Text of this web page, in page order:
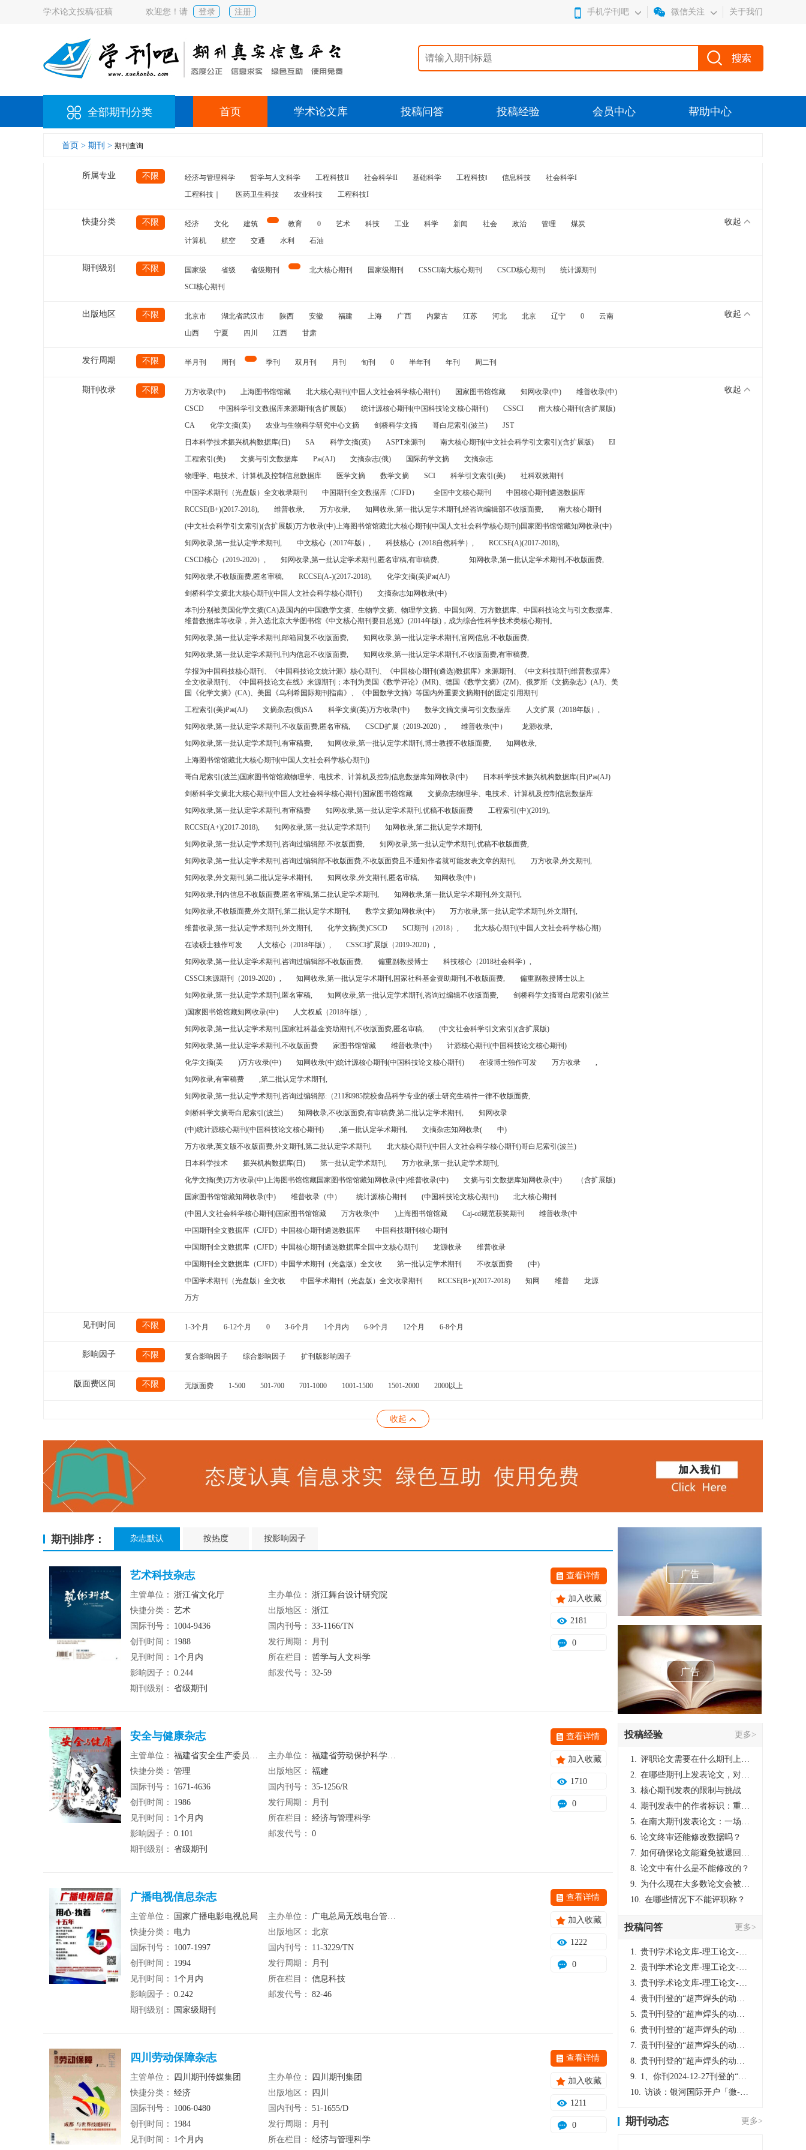
学术论文投稿/征稿 欢迎您！请 登录 注册 手机学刊吧 微信关注 关于我们
全部期刊分类 首页 学术论文库 投稿问答 投稿经验 会员中心 帮助中心
首页 > 期刊 > 期刊查询
所属专业 不限 经济与管理科学 哲学与人文科学 工程科技II 社会科学II 基础科学 工程科技‖ 信息科技
社会科学I
工程科技｜
医药卫生科技 农业科技 工程科技I
快捷分类 不限 经济 文化 建筑 教育 0 艺术 科技 工业 科学 新闻 社会 政治 管理
煤炭
计算机
航空 交通 水利 石油
收起
期刊级别 不限 国家级 省级 省级期刊 北大核心期刊 国家级期刊 CSSCI南大核心期刊 CSCD核心期刊
统计源期刊
SCI核心期刊
出版地区 不限 北京市 湖北省武汉市 陕西 安徽 福建 上海 广西 内蒙古 江苏 河北 北京 辽宁 0
云南
山西
宁夏 四川 江西 甘肃
收起
发行周期 不限 半月刊 周刊 季刊 双月刊 月刊 旬刊 0 半年刊 年刊 周二刊
期刊收录 不限 万方收录(中) 上海图书馆馆藏 北大核心期刊(中国人文社会科学核心期刊) 国家图书馆馆藏 知网收录(中)
维普收录(中)
CSCD
中国科学引文数据库来源期刊(含扩展版) 统计源核心期刊(中国科技论文核心期刊) CSSCI
南大核心期刊(含扩展版)
CA
化学文摘(美) 农业与生物科学研究中心文摘 剑桥科学文摘 哥白尼索引(波兰)
JST
日本科学技术振兴机构数据库(日)
SA 科学文摘(英) ASPT来源刊 南大核心期刊(中文社会科学引文索引)(含扩展版)
EI
工程索引(美)
文摘与引文数据库 Pж(AJ) 文摘杂志(俄) 国际药学文摘
文摘杂志
物理学、电技术、计算机及控制信息数据库
医学文摘 数学文摘 SCI 科学引文索引(美)
社科双效期刊
中国学术期刊（光盘版）全文收录期刊
中国期刊全文数据库（CJFD） 全国中文核心期刊
中国核心期刊遴选数据库
RCCSE(B+)(2017-2018),
维普收录, 万方收录, 知网收录,第一批认定学术期刊,经咨询编辑部不收版面费,
南大核心期刊
(中文社会科学引文索引)(含扩展版)万方收录(中)上海图书馆馆藏北大核心期刊(中国人文社会科学核心期刊)国家图书馆馆藏知网收录(中)
知网收录,第一批认定学术期刊,
中文核心（2017年版）, 科技核心（2018自然科学）,
RCCSE(A)(2017-2018),
CSCD核心（2019-2020）,
知网收录,第一批认定学术期刊,匿名审稿,有审稿费,
知网收录,第一批认定学术期刊,不收版面费,
知网收录,不收版面费,匿名审稿,
RCCSE(A-)(2017-2018),
化学文摘(美)Pж(AJ)
剑桥科学文摘北大核心期刊(中国人文社会科学核心期刊)
文摘杂志知网收录(中)
本刊分别被美国化学文摘(CA)及国内的中国数学文摘、生物学文摘、物理学文摘、中国知网、万方数据库、中国科技论文与引文数据库、
维普数据库等收录，并入选北京大学图书馆《中文核心期刊要目总览》(2014年版)，成为综合性科学技术类核心期刊。
知网收录,第一批认定学术期刊,邮箱回复不收版面费,
知网收录,第一批认定学术期刊,官网信息:不收版面费,
知网收录,第一批认定学术期刊,刊内信息不收版面费,
知网收录,第一批认定学术期刊,不收版面费,有审稿费,
学报为中国科技核心期刊、《中国科技论文统计源》核心期刊、《中国核心期刊(遴选)数据库》来源期刊、《中文科技期刊维普数据库》
全文收录期刊、《中国科技论文在线》来源期刊；本刊为美国《数学评论》(MR)、德国《数学文摘》(ZM)、俄罗斯《文摘杂志》(AJ)、美
国《化学文摘》(CA)、美国《乌利希国际期刊指南》、《中国数学文摘》等国内外重要文摘期刊的固定引用期刊
工程索引(美)Pж(AJ)
文摘杂志(俄)SA 科学文摘(英)万方收录(中) 数学文摘文摘与引文数据库
人文扩展（2018年版）,
知网收录,第一批认定学术期刊,不收版面费,匿名审稿,
CSCD扩展（2019-2020）, 维普收录(中）
龙源收录,
知网收录,第一批认定学术期刊,有审稿费,
知网收录,第一批认定学术期刊,博士教授不收版面费,
知网收录,
上海图书馆馆藏北大核心期刊(中国人文社会科学核心期刊)
哥白尼索引(波兰)国家图书馆馆藏物理学、电技术、计算机及控制信息数据库知网收录(中)
日本科学技术振兴机构数据库(日)Pж(AJ)
剑桥科学文摘北大核心期刊(中国人文社会科学核心期刊)国家图书馆馆藏
文摘杂志物理学、电技术、计算机及控制信息数据库
知网收录,第一批认定学术期刊,有审稿费
知网收录,第一批认定学术期刊,优稿不收版面费
工程索引(中)(2019),
RCCSE(A+)(2017-2018),
知网收录,第一批认定学术期刊
知网收录,第二批认定学术期刊,
知网收录,第一批认定学术期刊,咨询过编辑部:不收版面费,
知网收录,第一批认定学术期刊,优稿不收版面费,
知网收录,第一批认定学术期刊,咨询过编辑部不收版面费,不收版面费且不通知作者就可能发表文章的期刊,
万方收录,外文期刊,
知网收录,外文期刊,第二批认定学术期刊,
知网收录,外文期刊,匿名审稿,
知网收录(中）
知网收录,刊内信息不收版面费,匿名审稿,第二批认定学术期刊,
知网收录,第一批认定学术期刊,外文期刊,
知网收录,不收版面费,外文期刊,第二批认定学术期刊,
数学文摘知网收录(中)
万方收录,第一批认定学术期刊,外文期刊,
维普收录,第一批认定学术期刊,外文期刊,
化学文摘(美)CSCD SCI期刊（2018）,
北大核心期刊(中国人文社会科学核心期)
在读硕士独作可发
人文核心（2018年版）,
CSSCI扩展版（2019-2020）,
知网收录,第一批认定学术期刊,咨询过编辑部不收版面费,
偏重副教授博士
科技核心（2018社会科学）,
CSSCI来源期刊（2019-2020）,
知网收录,第一批认定学术期刊,国家社科基金资助期刊,不收版面费,
偏重副教授博士以上
知网收录,第一批认定学术期刊,匿名审稿,
知网收录,第一批认定学术期刊,咨询过编辑不收版面费,
剑桥科学文摘哥白尼索引(波兰
)国家图书馆馆藏知网收录(中)
人文权威（2018年版）,
知网收录,第一批认定学术期刊,国家社科基金资助期刊,不收版面费,匿名审稿,
(中文社会科学引文索引)(含扩展版)
知网收录,第一批认定学术期刊,不收版面费
家图书馆馆藏 维普收录(中)
计源核心期刊(中国科技论文核心期刊)
化学文摘(美
)万方收录(中) 知网收录(中)统计源核心期刊(中国科技论文核心期刊) 在读博士独作可发 万方收录
,
知网收录,有审稿费
,第二批认定学术期刊,
知网收录,第一批认定学术期刊,咨询过编辑部:（211和985院校食品科学专业的硕士研究生稿件一律不收版面费,
剑桥科学文摘哥白尼索引(波兰)
知网收录,不收版面费,有审稿费,第二批认定学术期刊,
知网收录
(中)统计源核心期刊(中国科技论文核心期刊)
,第一批认定学术期刊, 文摘杂志知网收录(
中)
万方收录,英文版不收版面费,外文期刊,第二批认定学术期刊,
北大核心期刊(中国人文社会科学核心期刊)哥白尼索引(波兰)
日本科学技术
振兴机构数据库(日) 第一批认定学术期刊,
万方收录,第一批认定学术期刊,
化学文摘(美)万方收录(中)上海图书馆馆藏国家图书馆馆藏知网收录(中)维普收录(中)
文摘与引文数据库知网收录(中)
（含扩展版)
国家图书馆馆藏知网收录(中)
维普收录（中） 统计源核心期刊 (中国科技论文核心期刊)
北大核心期刊
(中国人文社会科学核心期刊)国家图书馆馆藏
万方收录(中 )上海图书馆馆藏 Caj-cd规范获奖期刊
维普收录(中
中国期刊全文数据库（CJFD）中国核心期刊遴选数据库
中国科技期刊核心期刊
中国期刊全文数据库（CJFD）中国核心期刊遴选数据库全国中文核心期刊
龙源收录
维普收录
中国期刊全文数据库（CJFD）中国学术期刊（光盘版）全文收
第一批认定学术期刊 不收版面费
(中)
中国学术期刊（光盘版）全文收
中国学术期刊（光盘版）全文收录期刊 RCCSE(B+)(2017-2018) 知网 维普
龙源
万方
收起
见刊时间 不限 1-3个月 6-12个月 0 3-6个月 1个月内 6-9个月 12个月 6-8个月
影响因子 不限 复合影响因子 综合影响因子 扩刊版影响因子
版面费区间 不限 无版面费 1-500 501-700 701-1000 1001-1500 1501-2000 2000以上
收起
期刊排序： 杂志默认 按热度 按影响因子
艺术科技杂志
主管单位： 浙江省文化厅 主办单位： 浙江舞台设计研究院
快捷分类： 艺术 出版地区： 浙江
国际刊号：
1004-9436 国内刊号： 33-1166/TN
创刊时间：
1988 发行周期：
月刊
见刊时间：
1个月内 所在栏目： 哲学与人文科学
影响因子： 0.244 邮发代号： 32-59
期刊级别： 省级期刊
查看详情
加入收藏
2181
0
安全与健康杂志
主管单位： 福建省安全生产委员会办公室 主办单位： 福建省劳动保护科学研究所
快捷分类： 管理 出版地区： 福建
国际刊号：
1671-4636 国内刊号： 35-1256/R
创刊时间：
1986 发行周期：
月刊
见刊时间：
1个月内 所在栏目： 经济与管理科学
影响因子： 0.101 邮发代号： 0
期刊级别： 省级期刊
查看详情
加入收藏
1710
0
广播电视信息杂志
主管单位： 国家广播电影电视总局 主办单位：
广电总局无线电台管理局中国有线电视网络公司
快捷分类：
电力 出版地区： 北京
国际刊号：
1007-1997 国内刊号：
11-3229/TN
创刊时间：
1994 发行周期：
月刊
见刊时间：
1个月内 所在栏目： 信息科技
影响因子： 0.242 邮发代号： 82-46
期刊级别：
国家级期刊
查看详情
加入收藏
1222
0
四川劳动保障杂志
主管单位： 四川期刊传媒集团 主办单位：
四川期刊集团
快捷分类： 经济 出版地区：
四川
国际刊号：
1006-0480 国内刊号： 51-1655/D
创刊时间：
1984 发行周期：
月刊
见刊时间：
1个月内 所在栏目： 经济与管理科学
查看详情
加入收藏
1211
0
广告
广告
投稿经验 更多>
1. 评职论文需要在什么期刊上发表？
2. 在哪些期刊上发表论文，对考研有优势？
3. 核心期刊发表的限制与挑战
4. 期刊发表中的作者标识：重要性与实践
5. 在南大期刊发表论文：一场知识探索与学术成就的旅程
6. 论文终审还能修改数据吗？
7. 如何确保论文能避免被退回：关键条件与策略
8. 论文中有什么是不能修改的？
9. 为什么现在大多数论文会被评判为AI撰写？（深度剖析查重机制下的困境与出路）
10. 在哪些情况下不能评职称？
投稿问答 更多>
1. 贵刊学术论文库-理工论文-第16页刊登的“超声焊头的动力学分析与优化设计”，作者lizhiwei，时间2024-12-27，该论文由我本人在机电工程技术2024年第10期公开发表，lizhiwei并非本人，请将文章删除，消除影响，谢谢！
2. 贵刊学术论文库-理工论文-第16页刊登的“超声焊头的动力学分析与优化设计”，作者lizhiwei，时间2024-12-27，该论文由我本人在机电工程技术2024年第10期公开发表，lizhiwei并非本人，请将文章删除，消除影响，谢谢！
3. 贵刊学术论文库-理工论文-第16页刊登的“超声焊头的动力学分析与优化设计”，作者lizhiwei，时间2024-12-27，该论文由我本人在机电工程技术2024年第10期公开发表，lizhiwei并非本人，请将文章删除，消除影响，谢谢！
4. 贵刊刊登的“超声焊头的动力学分析与优化设计”，作者lizhiwei，时间2024-12-27，该论文由我本人在机电工程技术2024年第10期公开发表，lizhiwei并非本人，请将文章删除，消除影响，谢谢！
5. 贵刊刊登的“超声焊头的动力学分析与优化设计”，作者lizhiwei，时间2024-12-27，该论文由我本人在机电工程技术2024年第10期公开发表，lizhiwei并非本人，请将文章删除，消除影响，谢谢！
6. 贵刊刊登的“超声焊头的动力学分析与优化设计”，作者lizhiwei，时间2024-12-27，该论文由我本人在机电工程技术2024年第10期公开发表，lizhiwei并非本人，请将文章删除，消除影响，谢谢！
7. 贵刊刊登的“超声焊头的动力学分析与优化设计”，作者lizhiwei，时间2024-12-27，该论文由我本人在机电工程技术2024年第10期公开发表，lizhiwei并非本人，请将文章删除，消除影响，谢谢！
8. 贵刊刊登的“超声焊头的动力学分析与优化设计”，作者lizhiwei，时间2024-12-27，该论文由我本人在机电工程技术2024年第10期公开发表，lizhiwei并非本人，请将文章删除，消除影响，谢谢！
9. 1、你刊2024-12-27刊登的“超声焊头的动力学分析与优化设计论文”，是由我本人在“机电工程技术”，在2024年第10期公开发表的，而本刊转载“lizhiwei”非本人操作，请尽快将其删除，消除不良影响。
10. 访谈：银河国际开户「微-97905670-信」上分客服开户电话在线注册现场经理。机械文明荒野生存游戏《荒野起源》超新星测试将于12月18日上午10点正式开启!本次测试资格已陆续发放!各位拓荒者们准备好了么。
期刊动态 更多>